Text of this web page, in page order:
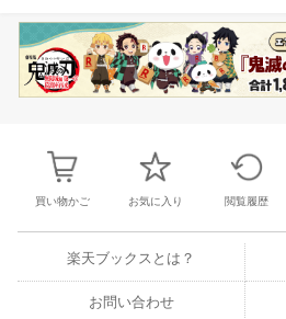
買い物かご お気に入り 閲覧履歴
楽天ブックスとは？
お問い合わせ